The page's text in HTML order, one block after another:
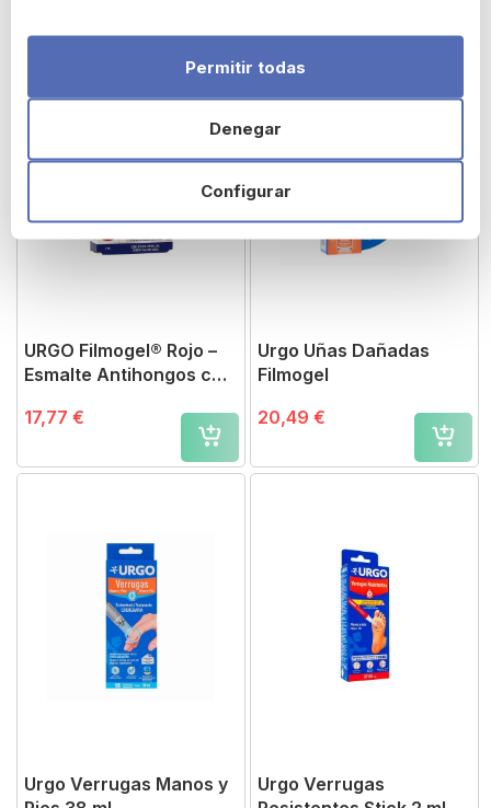
URGO Filmogel® Rojo –
Esmalte Antihongos con
17,77 €
Urgo Uñas Dañadas
Filmogel
20,49 €
Urgo Verrugas Manos y
Urgo Verrugas
Configurar
Denegar
Permitir todas